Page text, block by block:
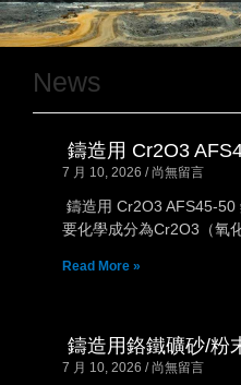
News
鑄造用 Cr2O3
7 月 10, 2026 尚無留言
鑄造用 Cr2O3 AFS45-
要化學成分為Cr2O3（氧
Read More »
鑄造用鉻鐵礦砂/粉
7 月 10, 2026 尚無留言